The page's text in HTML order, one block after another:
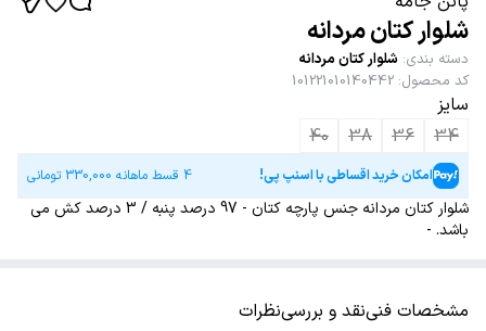
شلوار کتان مردانه
دسته بندی: شلوار کتان مردانه
کد محصول:
101221010140442
سایز
34
36
38
40
امکان خرید اقساطی با اسنپ پی! 4 قسط ماهانه 330,000 تومانی
شلوار کتان مردانه جنس پارچه کتان - 97 درصد پنبه / 3 درصد کش می
باشد. -
مشخصات فنینقد و بررسینظرات